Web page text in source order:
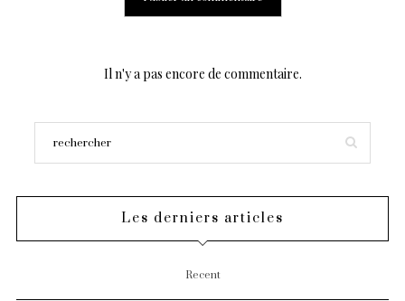
Il n'y a pas encore de commentaire.
Les derniers articles
Recent